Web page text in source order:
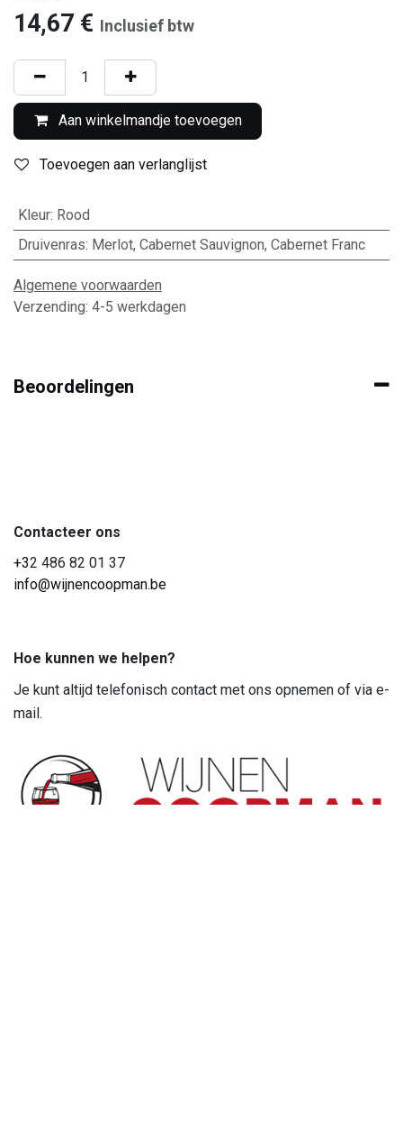
14,67 € Inclusief btw
Aan winkelmandje toevoegen
Toevoegen aan verlanglijst
Kleur: Rood
Druivenras: Merlot, Cabernet Sauvignon, Cabernet Franc
Algemene voorwaarden
Verzending: 4-5 werkdagen
Beoordelingen
Contacteer ons
+32 486 82 01 37
info@wijnencoopman.be
Hoe kunnen we helpen?
Je kunt altijd telefonisch contact met ons opnemen of via e-
mail.